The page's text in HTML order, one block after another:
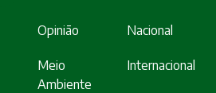
Opinião Nacional
Meio
Ambiente
Internacional